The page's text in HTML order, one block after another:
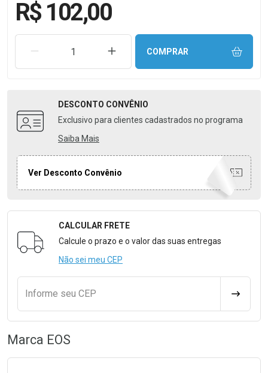
R$ 102,00
REMOVER UMA UNIDADEAUMENTAR UMA UNIDADE
COMPRAR
DESCONTO CONVÊNIO
Exclusivo para clientes cadastrados no programa
Saiba Mais
Ver Desconto Convênio
Formulário para Calcular o Frete
CALCULAR FRETE
Calcule o prazo e o valor das suas entregas
Não sei meu CEP
Informe seu CEP
Marca EOS